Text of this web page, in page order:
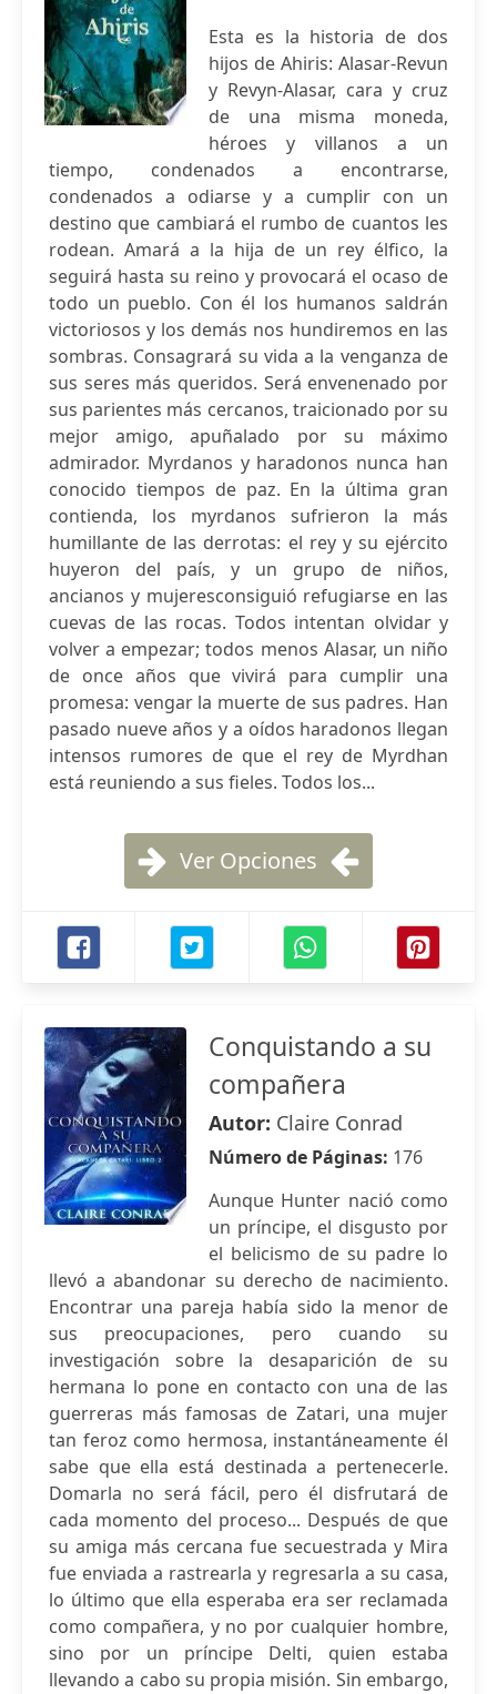
Esta es la historia de dos
hijos de Ahiris: Alasar-Revun
y Revyn-Alasar, cara y cruz
de una misma moneda,
héroes y villanos a un
tiempo, condenados a encontrarse,
condenados a odiarse y a cumplir con un
destino que cambiará el rumbo de cuantos les
rodean. Amará a la hija de un rey élfico, la
seguirá hasta su reino y provocará el ocaso de
todo un pueblo. Con él los humanos saldrán
victoriosos y los demás nos hundiremos en las
sombras. Consagrará su vida a la venganza de
sus seres más queridos. Será envenenado por
sus parientes más cercanos, traicionado por su
mejor amigo, apuñalado por su máximo
admirador. Myrdanos y haradonos nunca han
conocido tiempos de paz. En la última gran
contienda, los myrdanos sufrieron la más
humillante de las derrotas: el rey y su ejército
huyeron del país, y un grupo de niños,
ancianos y mujeresconsiguió refugiarse en las
cuevas de las rocas. Todos intentan olvidar y
volver a empezar; todos menos Alasar, un niño
de once años que vivirá para cumplir una
promesa: vengar la muerte de sus padres. Han
pasado nueve años y a oídos haradonos llegan
intensos rumores de que el rey de Myrdhan
está reuniendo a sus fieles. Todos los...
Ver Opciones
Conquistando a su
compañera
Autor: Claire Conrad
Número de Páginas: 176
Aunque Hunter nació como
un príncipe, el disgusto por
el belicismo de su padre lo
llevó a abandonar su derecho de nacimiento.
Encontrar una pareja había sido la menor de
sus preocupaciones, pero cuando su
investigación sobre la desaparición de su
hermana lo pone en contacto con una de las
guerreras más famosas de Zatari, una mujer
tan feroz como hermosa, instantáneamente él
sabe que ella está destinada a pertenecerle.
Domarla no será fácil, pero él disfrutará de
cada momento del proceso... Después de que
su amiga más cercana fue secuestrada y Mira
fue enviada a rastrearla y regresarla a su casa,
lo último que ella esperaba era ser reclamada
como compañera, y no por cualquier hombre,
sino por un príncipe Delti, quien estaba
llevando a cabo su propia misión. Sin embargo,